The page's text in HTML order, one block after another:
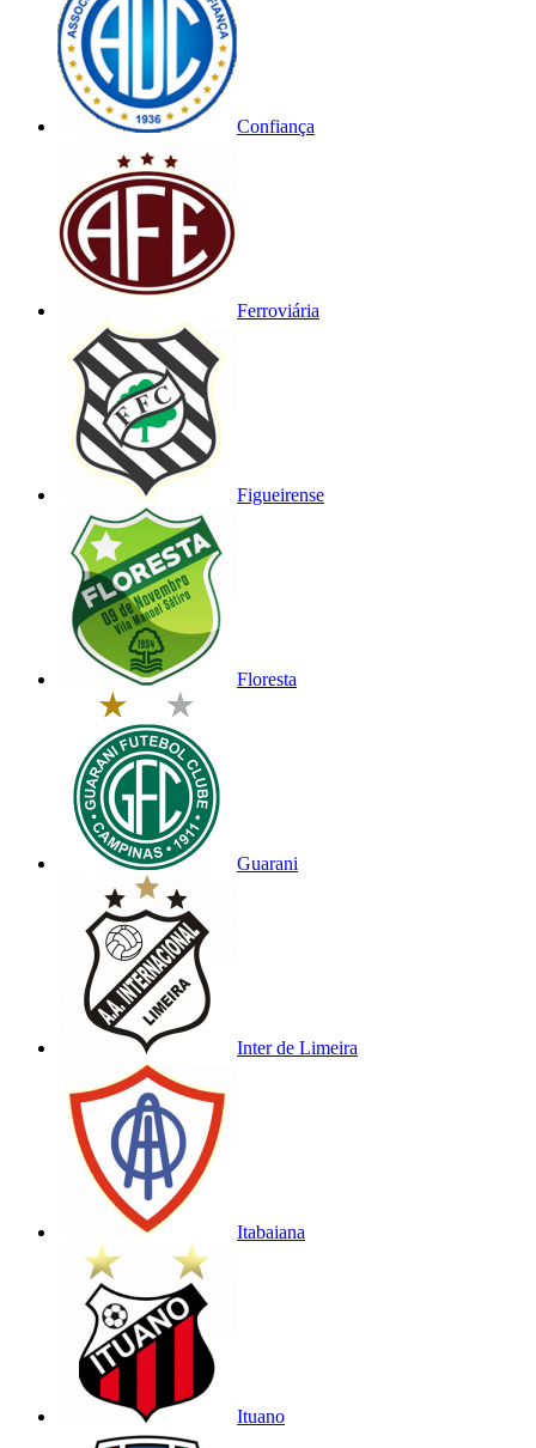
Confiança
Ferroviária
Figueirense
Floresta
Guarani
Inter de Limeira
Itabaiana
Ituano